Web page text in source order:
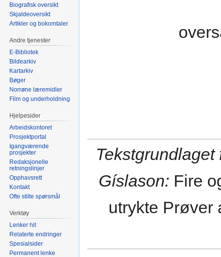
Gíslason: Fire
utrykte Prøver
Biografisk oversikt
Skjaldeoversikt
Artikler og bokomtaler
Andre tjenester
E-Bibliotek
Bildearkiv
Kartarkiv
Bøger
Norrøne læremidler
Film og underholdning
Hjelpesider
Arbeidskontoret
Prosjektportal
Igangværende
prosjekter
Redaksjonelle
retningslinjer
Opphavsrett
Kontakt
Ofte stilte spørsmål
Verktøy
Lenker hit
Relaterte endringer
Spesialsider
Permanent lenke